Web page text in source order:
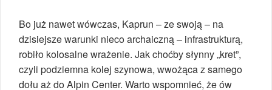
Bo już nawet wówczas, Kaprun – ze swoją – na
dzisiejsze warunki nieco archaiczną – infrastrukturą,
robiło kolosalne wrażenie. Jak choćby słynny „kret”,
czyli podziemna kolej szynowa, wwożąca z samego
dołu aż do Alpin Center. Warto wspomnieć, że ów